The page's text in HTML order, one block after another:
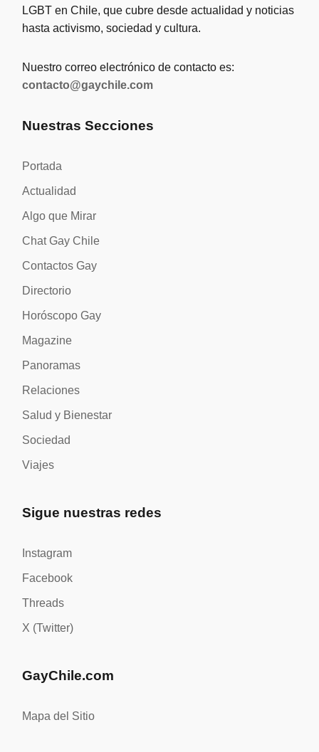
LGBT en Chile, que cubre desde actualidad y noticias
hasta activismo, sociedad y cultura.
Nuestro correo electrónico de contacto es:
contacto@gaychile.com
Nuestras Secciones
Portada
Actualidad
Algo que Mirar
Chat Gay Chile
Contactos Gay
Directorio
Horóscopo Gay
Magazine
Panoramas
Relaciones
Salud y Bienestar
Sociedad
Viajes
Sigue nuestras redes
Instagram
Facebook
Threads
X (Twitter)
GayChile.com
Mapa del Sitio